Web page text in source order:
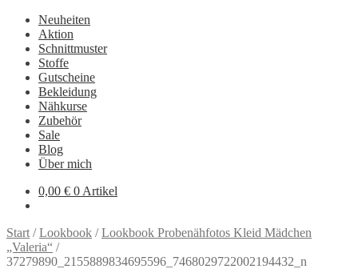
Neuheiten
Aktion
Schnittmuster
Stoffe
Gutscheine
Bekleidung
Nähkurse
Zubehör
Sale
Blog
Über mich
0,00 € 0 Artikel
Start /Lookbook /Lookbook Probenähfotos Kleid Mädchen
„Valeria“ /
37279890_2155889834695596_7468029722002194432_n